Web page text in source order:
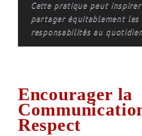
Cette pratique peut
partager équitablement les
responsabilités au
Encourager la
Respect